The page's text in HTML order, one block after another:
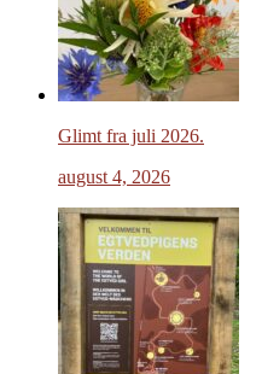
Glimt fra juli 2026.
august 4, 2026